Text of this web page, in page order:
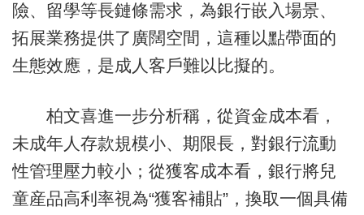
險、留學等長鏈條需求，為銀行嵌入場景、
拓展業務提供了廣闊空間，這種以點帶面的
生態效應，是成人客戶難以比擬的。
柏文喜進一步分析稱，從資金成本看，
未成年人存款規模小、期限長，對銀行流動
性管理壓力較小；從獲客成本看，銀行將兒
童産品高利率視為“獲客補貼”，換取一個具備